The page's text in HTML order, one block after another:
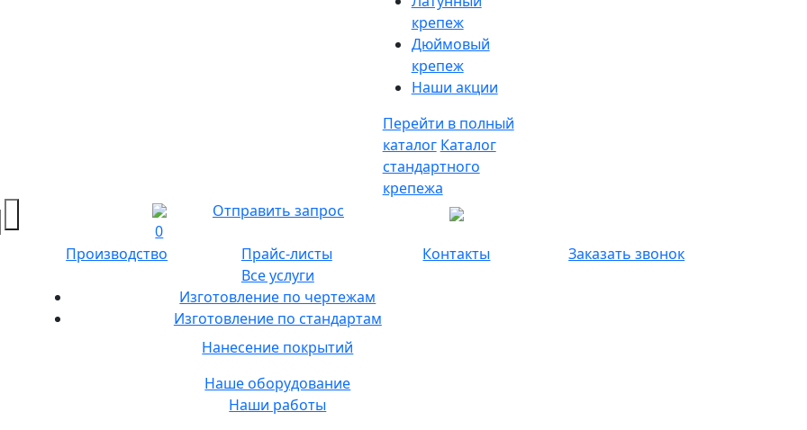
крепеж
Дюймовый
крепеж
Наши акции
Перейти в полный
каталог Каталог
стандартного
крепежа
0
Отправить запрос
Производство
Все услуги
Изготовление по чертежам
Изготовление по стандартам
Нанесение покрытий
Наше оборудование
Наши работы
Прайс-листы Контакты Заказать звонок